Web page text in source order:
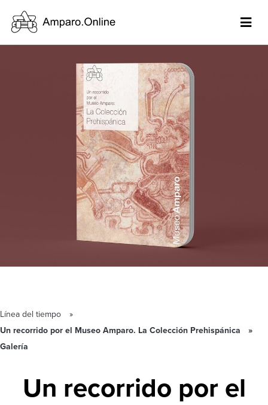
Línea del tiempo
Un recorrido por el Museo Amparo. La Colección Prehispánica
Galería
Un recorrido por el